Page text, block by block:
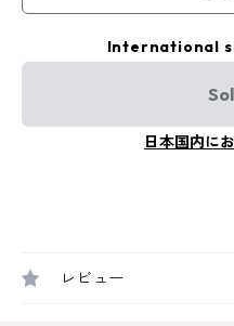
International
日本国内に
レビュー